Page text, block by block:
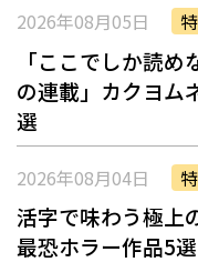
2026年08月05日
「ここでしか読
の連載」――カクヨ
選
2026年08月04日
活字で味わう極
最恐ホラー作品5選